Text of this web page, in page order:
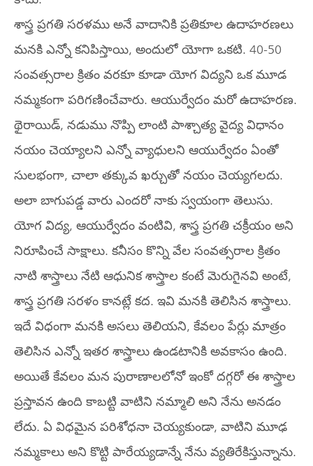
శాస్త్ర ప్రగతి సరళము అనే వాదానికి ప్రతికూల ఉదాహరణలు
మనకి ఎన్నో కనిపిస్తాయి, అందులో యోగా ఒకటి. 40-50
సంవత్సరాల క్రితం వరకూ కూడా యోగ విద్యని ఒక మూడ
నమ్మకంగా పరిగణించేవారు. ఆయుర్వేదం మరో ఉదాహరణ.
థైరాయిడ్, నడుము నొప్పి లాంటి పాశ్చాత్య వైద్య విధానం
నయం చెయ్యాలని ఎన్నో వ్యాధులని ఆయుర్వేదం ఏంతో
సులభంగా, చాలా తక్కువ ఖర్చుతో నయం చెయ్యగలదు.
అలా బాగుపడ్డ వారు ఎందరో నాకు స్వయంగా తెలుసు.
యోగ విద్య, ఆయుర్వేదం వంటివి, శాస్త్ర ప్రగతి చక్రీయం అని
నిరూపించే సాక్షాలు. కనీసం కొన్ని వేల సంవత్సరాల క్రితం
నాటి శాస్త్రాలు నేటి ఆధునిక శాస్త్రాల కంటే మెరుగైనవి అంటే,
శాస్త్ర ప్రగతి సరళం కానట్లే కద. ఇవి మనకి తెలిసిన శాస్త్రాలు.
ఇదే విధంగా మనకి అసలు తెలియని, కేవలం పేర్లు మాత్రం
తెలిసిన ఎన్నో ఇతర శాస్త్రాలు ఉండటానికి అవకాసం ఉంది.
అయితే కేవలం మన పురాణాలలోనో ఇంకో దగ్గరో ఈ శాస్త్రాల
ప్రస్తావన ఉంది కాబట్టి వాటిని నమ్మాలి అని నేను అనడం
లేదు. ఏ విధమైన పరిశోధనా చెయ్యకుండా, వాటిని మూఢ
నమ్మకాలు అని కొట్టి పారేయ్యడాన్నే నేను వ్యతిరేకిస్తున్నాను.